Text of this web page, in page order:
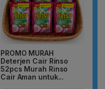
PROMO MURAH
Deterjen Cair Rinso
52pcs Murah Rinso
Cair Aman untuk...